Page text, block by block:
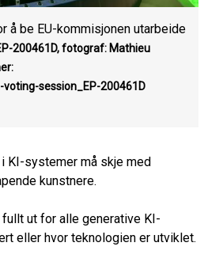
å be EU-kommisjonen utarbeide
200461D, fotograf: Mathieu
session_EP-200461D
KI-systemer må skje med
kunstnere.
ut for alle generative KI-
eller hvor teknologien er utviklet.